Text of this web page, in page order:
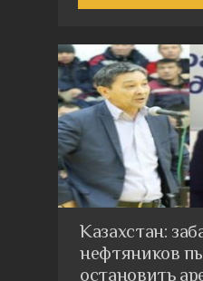
торговой
Казахстан:
нефтяников
остановить